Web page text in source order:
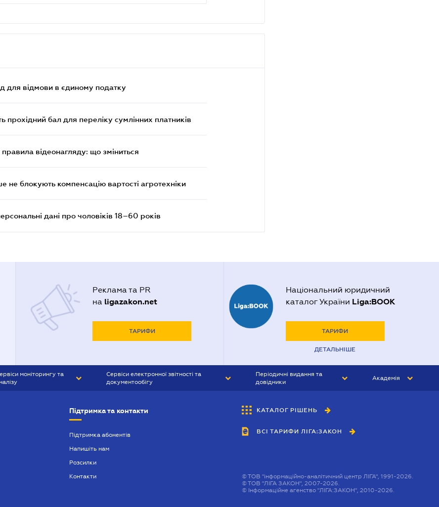
для відмови в єдиному податку
прохідний бал для переліку сумлінних платників
відеонагляду: що зміниться
не блокують компенсацію вартості агротехніки
дані про чоловіків 18–60 років
Реклама та PR
на ligazakon.net
ТАРИФИ
Національний юридичний
каталог України Liga:BOOK
ТАРИФИ
ДЕТАЛЬНІШЕ
моніторингу та
Сервіси електронної звітності та
документообігу
Періодичні видання та
довідники
БУХГАЛТЕР&ЗАКОН
ВІСНИК МСФЗ
Академія
Підтримка та контакти
Підтримка абонентів
Напишіть нам
Розсилки
Контакти
КАТАЛОГ РІШЕНЬ
ВСІ ТАРИФИ ЛІГА:ЗАКОН
©ТОВ "інформаційно-аналітичний центр ЛІГА", 1991-2026.
©ТОВ "ЛІГА ЗАКОН", 2007-2026.
© Інформаційне агенство "ЛІГА:ЗАКОН", 2010-2026.